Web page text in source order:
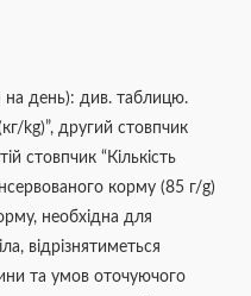
на день): див. таблицю.
kg)”, другий стовпчик
стовпчик “Кількість
корму (85 г/g)
необхідна для
відрізнятиметься
та умов оточуючого